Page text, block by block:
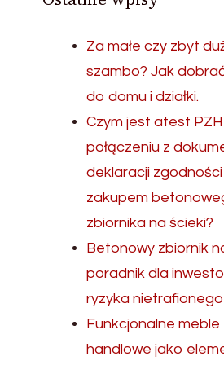
Za małe czy zbyt
szambo? Jak
do domu i działki.
Czym jest atest
połączeniu z
deklaracji
zakupem
zbiornika na ścieki?
Betonowy zbiornik
poradnik dla
ryzyka
Funkcjonalne meble
handlowe jako